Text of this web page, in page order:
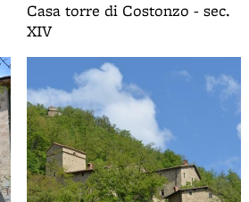
Casa torre di Costonzo - sec.
XIV